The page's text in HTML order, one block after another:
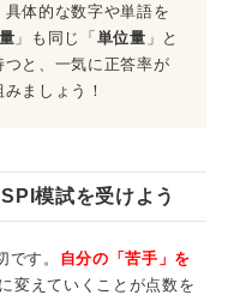
体的な数字や単語を
」も同じ「 単位量 」と
つと、一気に正答率が
ましょう！
模試を受けよう
す。 自分の「苦手」を
変えていくことが点数を